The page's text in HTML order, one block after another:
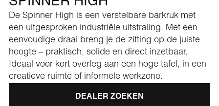
De Spinner High is een verstelbare barkruk met
een uitgesproken industriële uitstraling. Met een
eenvoudige draai breng je de zitting op de juiste
hoogte – praktisch, solide en direct inzetbaar.
Ideaal voor kort overleg aan een hoge tafel, in een
creatieve ruimte of informele werkzone.
DEALER ZOEKEN